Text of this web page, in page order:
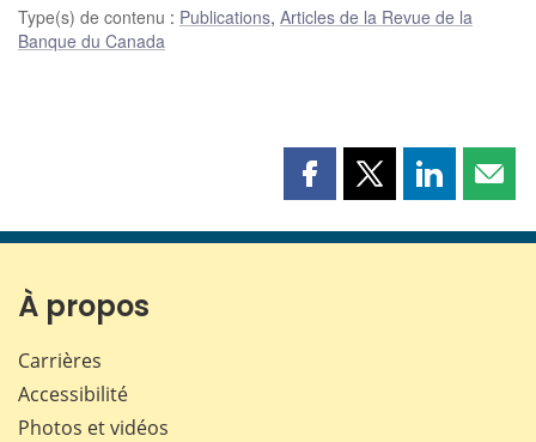
Type(s) de contenu : Publications, Articles de la Revue de la
Banque du Canada
Partager
page
Partager
page
Partager
page page
À propos
Carrières
Accessibilité
Photos et vidéos